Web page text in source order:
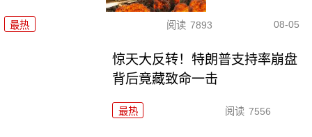
最热 阅读 7893 08-05
惊天大反转！特朗普支持率崩盘
背后竟藏致命一击
最热 阅读 7556